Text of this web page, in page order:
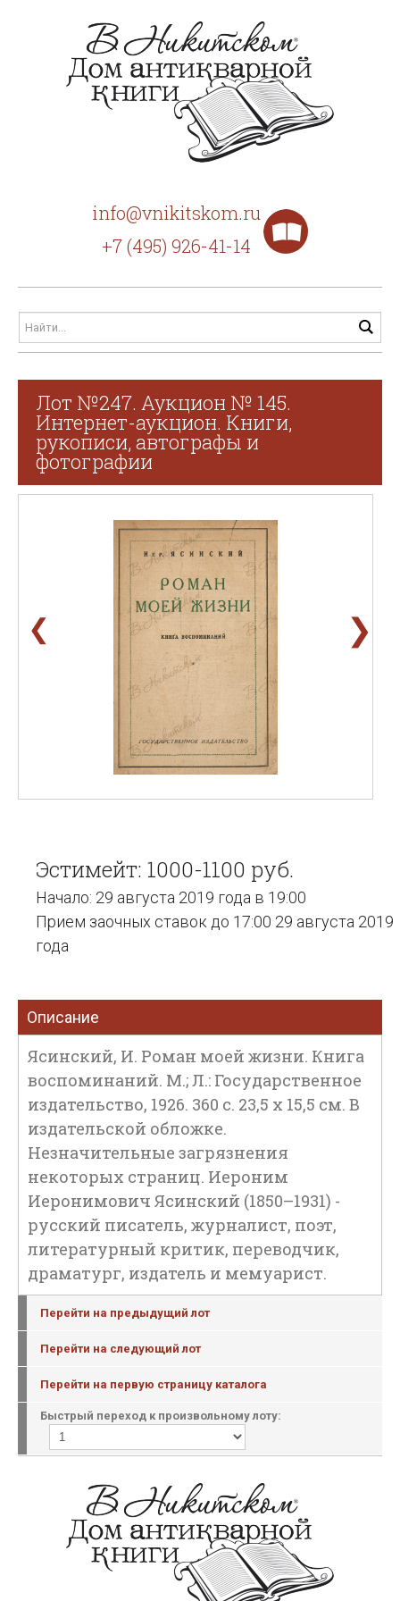
info@vnikitskom.ru
+7 (495) 926-41-14
Лот №247. Аукцион № 145.
Интернет-аукцион. Книги,
рукописи, автографы и
фотографии
❮ ❯
Эстимейт: 1000-1100 руб.
Начало: 29 августа 2019 года в 19:00
Прием заочных ставок до 17:00 29 августа 2019
года
Описание
Ясинский, И. Роман моей жизни. Книга
воспоминаний. М.; Л.: Государственное
издательство, 1926. 360 с. 23,5 х 15,5 см. В
издательской обложке.
Незначительные загрязнения
некоторых страниц. Иероним
Иеронимович Ясинский (1850–1931) -
русский писатель, журналист, поэт,
литературный критик, переводчик,
драматург, издатель и мемуарист.
Перейти на предыдущий лот
Перейти на следующий лот
Перейти на первую страницу каталога
Быстрый переход к произвольному лоту: